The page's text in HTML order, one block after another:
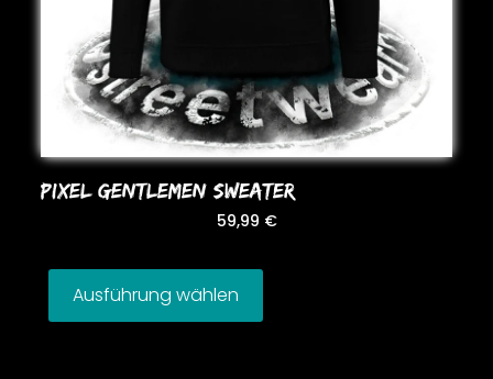
PIXEL GENTLEMEN SWEATER
59,99 €
Ausführung wählen